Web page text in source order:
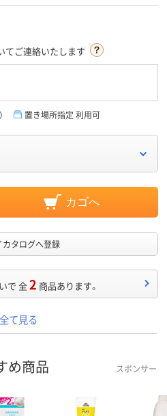
てご連絡いたします
置き場所指定 利用可
カゴへ
カタログへ登録
で 全2 商品あります。
て見る
め商品 スポンサー